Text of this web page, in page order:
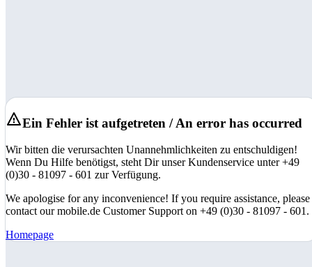
Ein Fehler ist aufgetreten / An error has occurred
Wir bitten die verursachten Unannehmlichkeiten zu entschuldigen!
Wenn Du Hilfe benötigst, steht Dir unser Kundenservice unter +49
(0)30 - 81097 - 601 zur Verfügung.
We apologise for any inconvenience! If you require assistance, please
contact our mobile.de Customer Support on +49 (0)30 - 81097 - 601.
Homepage